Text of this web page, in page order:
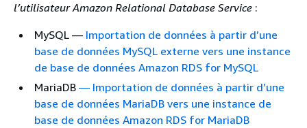
l’utilisateur Amazon Relational Database Service :
MySQL — Importation de données à partir d’une
base de données MySQL externe vers une instance
de base de données Amazon RDS for MySQL
MariaDB — Importation de données à partir d’une
base de données MariaDB vers une instance de
base de données Amazon RDS for MariaDB